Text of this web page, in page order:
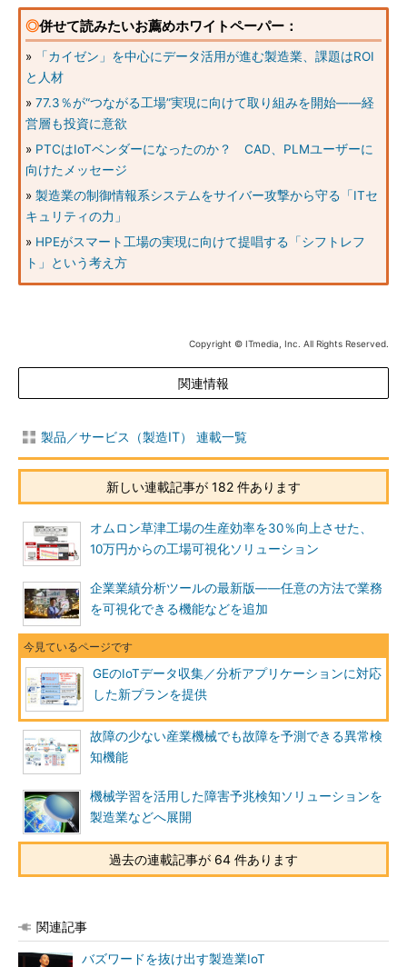
◎併せて読みたいお薦めホワイトペーパー：
»
「カイゼン」を中心にデータ活用が進む製造業、課題はROI
と人材
» 77.3％が“つながる工場”実現に向けて取り組みを開始――経
営層も投資に意欲
» PTCはIoTベンダーになったのか？ CAD、PLMユーザーに
向けたメッセージ
» 製造業の制御情報系システムをサイバー攻撃から守る「ITセ
キュリティの力」
» HPEがスマート工場の実現に向けて提唱する「シフトレフ
ト」という考え方
Copyright © ITmedia, Inc. All Rights Reserved.
関連情報
製品／サービス（製造IT） 連載一覧
新しい連載記事が 182 件あります
オムロン草津工場の生産効率を30％向上させた、
10万円からの工場可視化ソリューション
企業業績分析ツールの最新版――任意の方法で業務
を可視化できる機能などを追加
GEのIoTデータ収集／分析アプリケーションに対応
した新プランを提供
故障の少ない産業機械でも故障を予測できる異常検
知機能
機械学習を活用した障害予兆検知ソリューションを
製造業などへ展開
過去の連載記事が 64 件あります
関連記事
バズワードを抜け出す製造業IoT